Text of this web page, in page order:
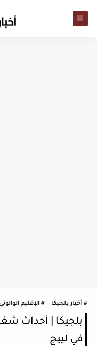
أخبار بلجيكا الإقليم الوالوني
بلجيكا | أحداث
في لييج